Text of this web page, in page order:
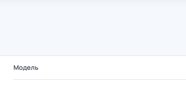
Модель